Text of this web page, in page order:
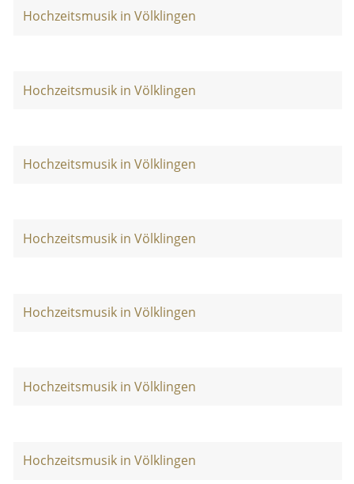
Hochzeitsmusik in Völklingen
Hochzeitsmusik in Völklingen
Hochzeitsmusik in Völklingen
Hochzeitsmusik in Völklingen
Hochzeitsmusik in Völklingen
Hochzeitsmusik in Völklingen
Hochzeitsmusik in Völklingen